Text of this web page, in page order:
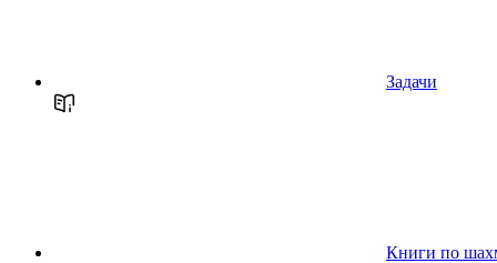
Задачи
Книги по